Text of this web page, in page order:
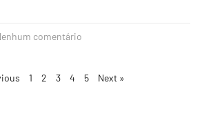
comentário
1 2 3 4 5 Next »